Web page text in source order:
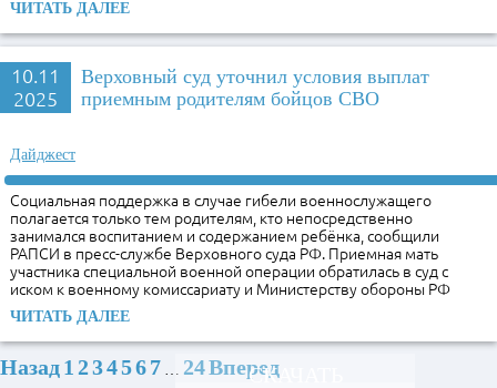
ЧИТАТЬ ДАЛЕЕ
10.11
2025
Верховный суд уточнил условия выплат
приемным родителям бойцов СВО
Дайджест
Социальная поддержка в случае гибели военнослужащего
полагается только тем родителям, кто непосредственно
занимался воспитанием и содержанием ребёнка, сообщили
РАПСИ в пресс-службе Верховного суда РФ. Приемная мать
участника специальной военной операции обратилась в суд с
иском к военному комиссариату и Министерству обороны РФ
ЧИТАТЬ ДАЛЕЕ
Назад1 234567 24ВпередСКАЧАТЬ